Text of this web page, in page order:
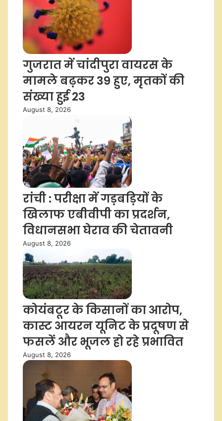
गुजरात में चांदीपुरा वायरस के
मामले बढ़कर 39 हुए, मृतकों की
संख्या हुई 23
August 8, 2026
रांची : परीक्षा में गड़बड़ियों के
खिलाफ एबीवीपी का प्रदर्शन,
विधानसभा घेराव की चेतावनी
August 8, 2026
कोयंबटूर के किसानों का आरोप,
कास्ट आयरन यूनिट के प्रदूषण से
फसलें और भूजल हो रहे प्रभावित
August 8, 2026